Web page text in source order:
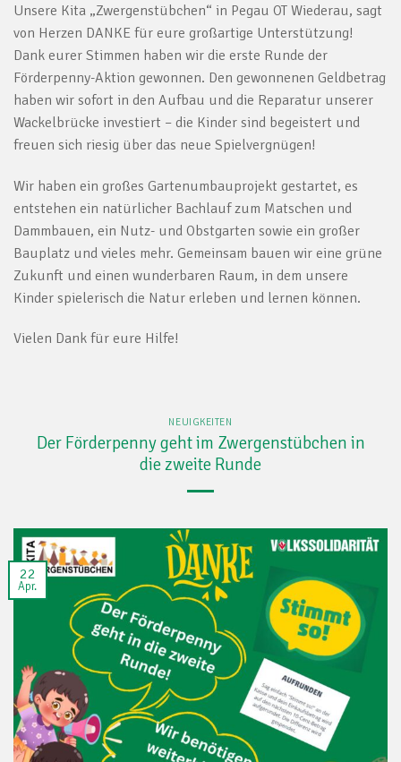
Unsere Kita „Zwergenstübchen“ in Pegau OT Wiederau, sagt
von Herzen DANKE für eure großartige Unterstützung!
Dank eurer Stimmen haben wir die erste Runde der
Förderpenny-Aktion gewonnen. Den gewonnenen Geldbetrag
haben wir sofort in den Aufbau und die Reparatur unserer
Wackelbrücke investiert – die Kinder sind begeistert und
freuen sich riesig über das neue Spielvergnügen!
Wir haben ein großes Gartenumbauprojekt gestartet, es
entstehen ein natürlicher Bachlauf zum Matschen und
Dammbauen, ein Nutz- und Obstgarten sowie ein großer
Bauplatz und vieles mehr. Gemeinsam bauen wir eine grüne
Zukunft und einen wunderbaren Raum, in dem unsere
Kinder spielerisch die Natur erleben und lernen können.
Vielen Dank für eure Hilfe!
NEUIGKEITEN
Der Förderpenny geht im Zwergenstübchen in
die zweite Runde
22
Apr.